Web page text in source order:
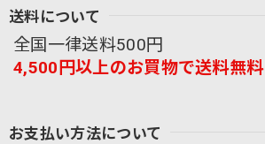
送料について
全国一律送料500円
4,500円以上のお買物で送料無料
お支払い方法について